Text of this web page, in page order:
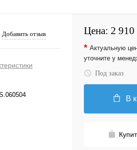
Добавить отзыв Цена: 2 910
* Актуальную
уточните у
Под заказ
В